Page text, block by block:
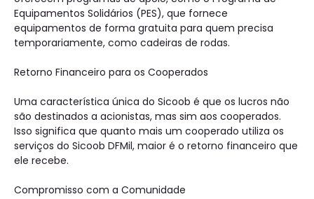
Equipamentos Solidários (PES), que fornece
equipamentos de forma gratuita para quem precisa
temporariamente, como cadeiras de rodas.
Retorno Financeiro para os Cooperados
Uma característica única do Sicoob é que os lucros não
são destinados a acionistas, mas sim aos cooperados.
Isso significa que quanto mais um cooperado utiliza os
serviços do Sicoob DFMil, maior é o retorno financeiro que
ele recebe.
Compromisso com a Comunidade